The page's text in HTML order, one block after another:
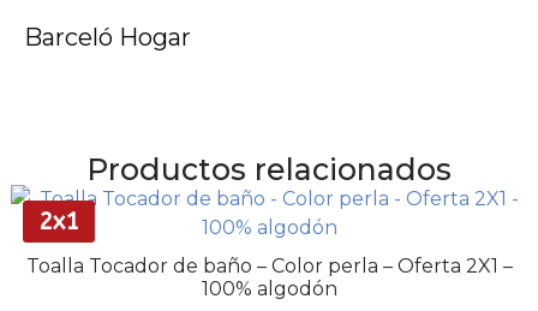
Barceló Hogar
Productos relacionados
2x1
Toalla Tocador de baño – Color perla – Oferta 2X1 –
100% algodón